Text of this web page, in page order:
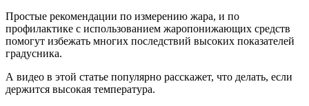
Простые рекомендации по измерению жара, и по
профилактике с использованием жаропонижающих средств
помогут избежать многих последствий высоких показателей
градусника.
А видео в этой статье популярно расскажет, что делать, если
держится высокая температура.